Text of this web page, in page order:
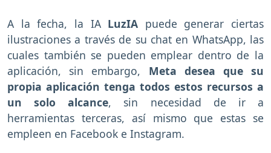
A la fecha, la IA LuzIA puede generar ciertas
ilustraciones a través de su chat en WhatsApp, las
cuales también se pueden emplear dentro de la
aplicación, sin embargo, Meta desea que su
propia aplicación tenga todos estos recursos a
un solo alcance, sin necesidad de ir a
herramientas terceras, así mismo que estas se
empleen en Facebook e Instagram.